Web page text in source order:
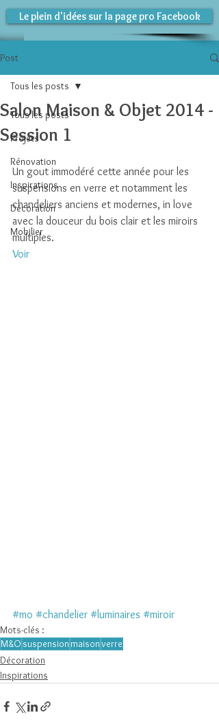
Le plein d'idées sur la page pro Facebook
Post
Tous les posts
Projets
Rénovation
Inspirations
Décoration
Mobilier
Tous les posts
Salon Maison & Objet 2014 -
Session 1
Un gout immodéré cette année pour les
suspensions en verre et notamment les
chandeliers anciens et modernes, in love
avec la douceur du bois clair et les miroirs
multiples.
Voir
#mo #chandelier #luminaires #miroir
Mots-clés :
M&O suspension maisonverre
Décoration
Inspirations